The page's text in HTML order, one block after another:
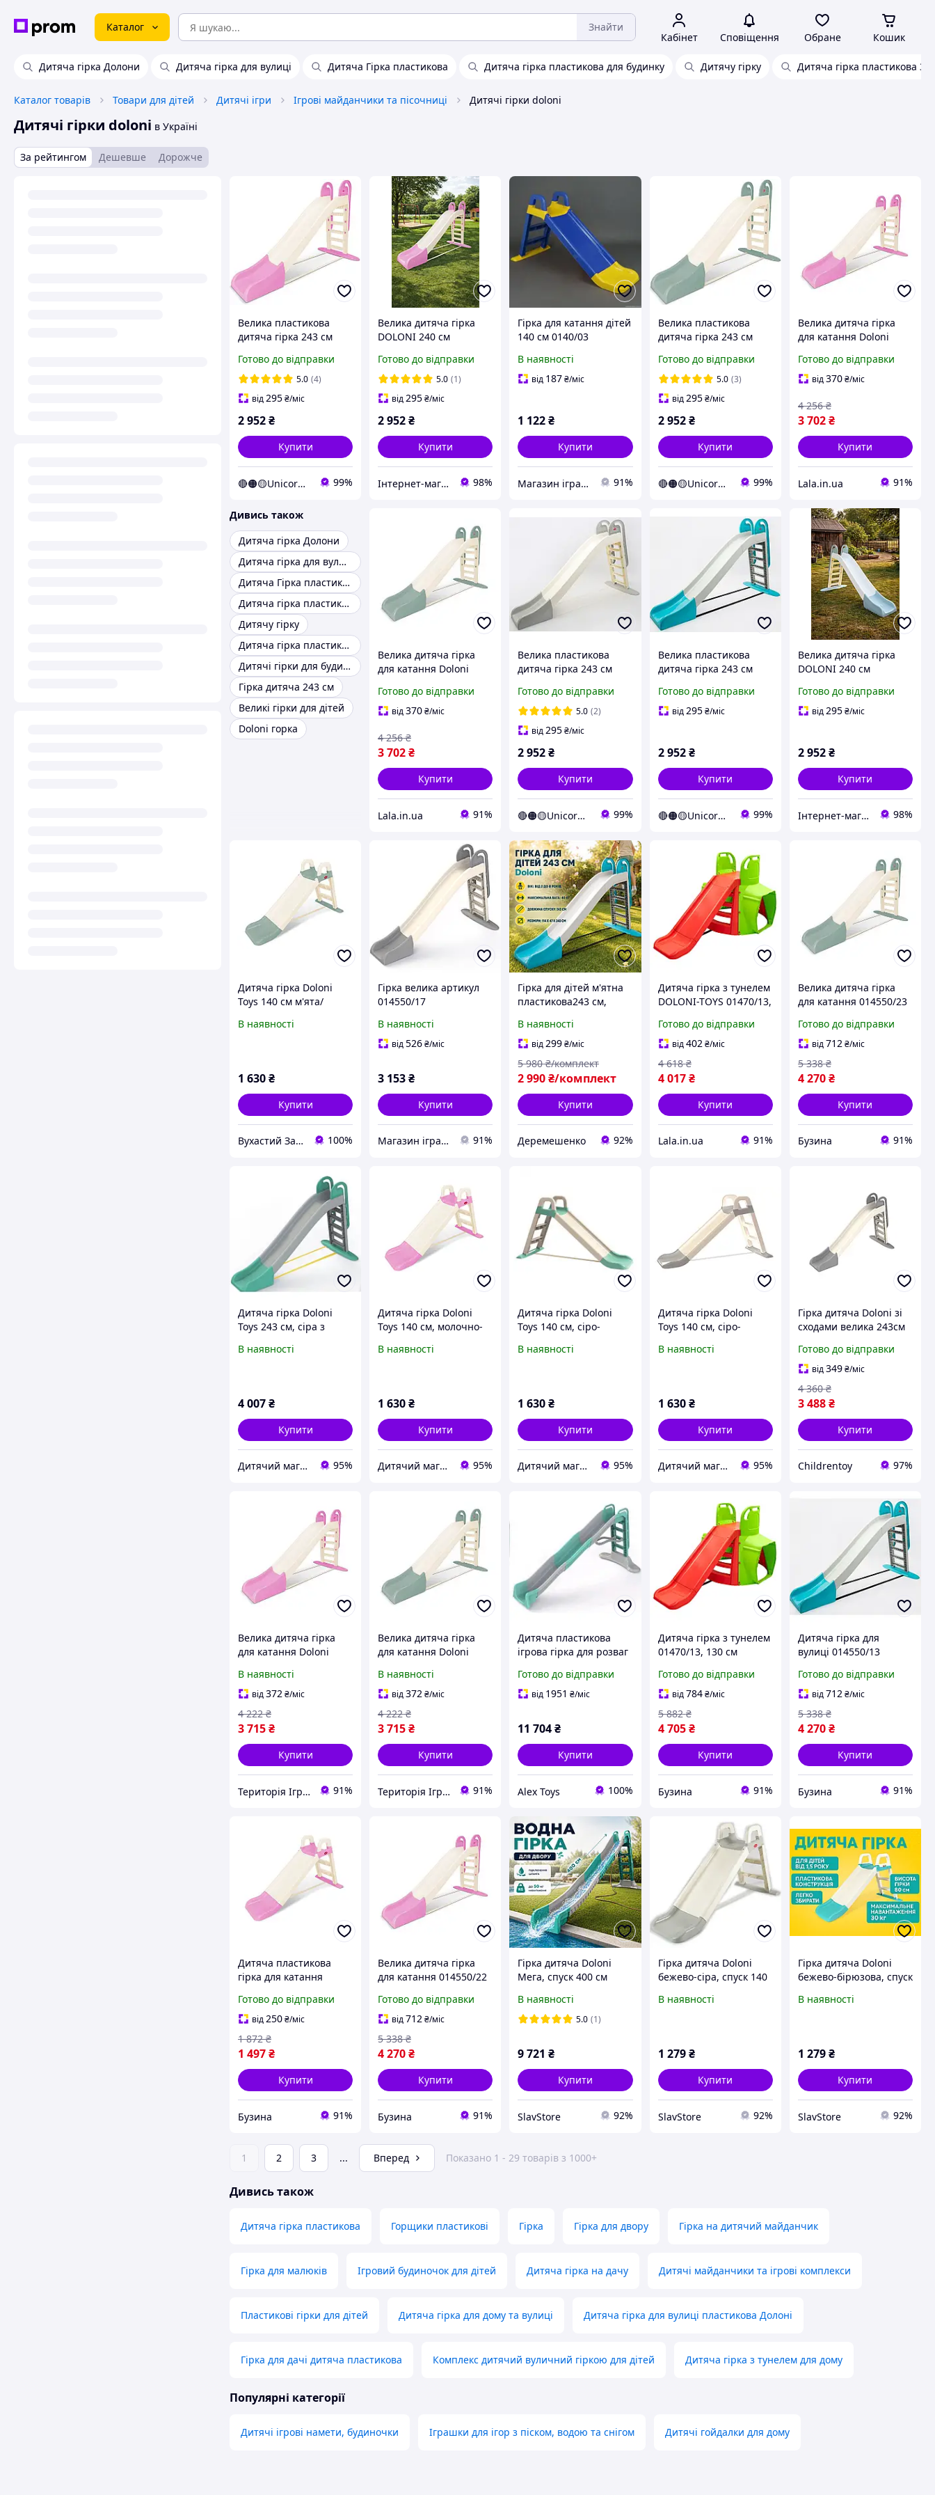
Каталог Знайти
Кабінет Сповіщення Обране Кошик
Дитяча гірка Долони Дитяча гірка для вулиці Дитяча Гірка пластикова Дитяча гірка пластикова для будинку Дитячу гірку Дитяча гірка пластикова 3 м
Каталог товарів Товари для дітей Дитячі ігри Ігрові майданчики та пісочниці Дитячі гірки doloni
Дитячі гірки doloni в Україні
За рейтингом Дешевше Дорожче
Велика пластикова
дитяча гірка 243 см
рожева (Unicorn)
Готово до відправки
5.0 (4)
від295₴/міс
2 952₴
Купити
🔴🟠🟡Unicorn🟢🔵🟣 99%
Велика дитяча гірка
DOLONI 240 см
пластикова для дому та
вулиці
Готово до відправки
5.0 (1)
від295₴/міс
2 952₴
Купити
Інтернет-магазин elfik.in.ua 98%
Гірка для катання дітей
140 см 0140/03
В наявності
від 187₴/міс
1 122₴
Купити
Магазин іграшок КАЗКА 91%
Велика пластикова
дитяча гірка 243 см
бежева мятна (Unicorn)
Готово до відправки
5.0 (3)
від295 ₴/міс
2 952 ₴
Купити
🔴🟠🟡Unicorn🟢🔵🟣 99%
Велика дитяча гірка
для катання Doloni
рожева, 243 см,
Lala.in.ua
Готово до відправки
від370₴/міс
3 702₴
4 256 ₴
Купити
Lala.in.ua 91%
Дивись також
Дитяча гірка Долони
Дитяча гірка для вулиці
Дитяча Гірка пластикова
Дитяча гірка пластикова для будинку
Дитячу гірку
Дитяча гірка пластикова 3 м
Дитячі гірки для будинку
Гірка дитяча 243 см
Великі гірки для дітей
Doloni горка
Велика дитяча гірка
для катання Doloni
м'ятна, 243 см,
Lala.in.ua
Готово до відправки
від370₴/міс
3 702₴
4 256 ₴
Купити
Lala.in.ua 91%
Велика пластикова
дитяча гірка 243 см
сіра (Unicorn)
Готово до відправки
5.0 (2)
від295₴/міс
2 952₴
Купити
🔴🟠🟡Unicorn🟢🔵🟣 99%
Велика пластикова
дитяча гірка 243 см
срібляста бірюзова
(Unicorn)
Готово до відправки
від295 ₴/міс
2 952 ₴
Купити
🔴🟠🟡Unicorn🟢🔵🟣 99%
Велика дитяча гірка
DOLONI 240 см
зеленим пластикова
для дому та вулиці
Готово до відправки
від295₴/міс
2 952₴
Купити
Інтернет-магазин elfik.in.ua 98%
Дитяча гірка Doloni
Toys 140 см м'ята/
В наявності
1 630₴
Купити
Вухастий Зайчик 100%
Гірка велика артикул
014550/17
В наявності
від526₴/міс
3 153₴
Купити
Магазин іграшок КАЗКА 91%
Гірка для дітей м'ятна
пластикова243 см,
дому та вулиці
В наявності
від299₴/міс
2 990₴/комплект
5 980 ₴/комплект
Купити
Деремешенко 92%
Дитяча гірка з тунелем
DOLONI-TOYS 01470/13,
Готово до відправки
від402 ₴/міс
4 017 ₴
4 618 ₴
Купити
Lala.in.ua 91%
Велика дитяча гірка
для катання 014550/23
buzyna
Готово до відправки
від712 ₴/міс
4 270₴
5 338 ₴
Купити
Бузина 91%
Дитяча гірка Doloni
Toys 243 см, сіра з
В наявності
4 007₴
Купити
Дитячий магазин "Плюшевий Зайка" 95%
Дитяча гірка Doloni
Toys 140 см, молочно-
В наявності
1 630₴
Купити
Дитячий магазин "Плюшевий Зайка" 95%
Дитяча гірка Doloni
Toys 140 см, сіро-
В наявності
1 630₴
Купити
Дитячий магазин "Плюшевий Зайка" 95%
Дитяча гірка Doloni
Toys 140 см, сіро-
В наявності
1 630 ₴
Купити
Дитячий магазин "Плюшевий Зайка" 95%
Гірка дитяча Doloni зі
сходами велика 243см
(014550/17)
Готово до відправки
від349₴/міс
3 488₴
4 360 ₴
Купити
Childrentoy 97%
Велика дитяча гірка
для катання Doloni
рожева, 243 см, Land of
Toys
В наявності
від372₴/міс
3 715₴
4 222 ₴
Купити
Територія Іграшок 91%
Велика дитяча гірка
для катання Doloni
м'ятна, 243 см, Land of
Toys
В наявності
від372₴/міс
3 715₴
4 222 ₴
Купити
Територія Іграшок 91%
Дитяча пластикова
ігрова гірка для розваг
м, довжина 4 м ||
AlexToys
Готово до відправки
від 1951 ₴/міс
11 704₴
Купити
Alex Toys 100%
Дитяча гірка з тунелем
01470/13, 130 см
Готово до відправки
від784 ₴/міс
4 705 ₴
5 882 ₴
Купити
Бузина 91%
Дитяча гірка для
вулиці 014550/13
Готово до відправки
від712₴/міс
4 270₴
5 338 ₴
Купити
Бузина 91%
Дитяча пластикова
гірка для катання
рожева, 140 см buzyna
Готово до відправки
від250₴/міс
1 497₴
1 872 ₴
Купити
Бузина 91%
Велика дитяча гірка
для катання 014550/22
см buzyna
Готово до відправки
від712₴/міс
4 270₴
5 338 ₴
Купити
Бузина 91%
Гірка дитяча Doloni
Мега, спуск 400 см
В наявності
5.0 (1)
9 721 ₴
Купити
SlavStore 92%
Гірка дитяча Doloni
бежево-сіра, спуск 140
В наявності
1 279 ₴
Купити
SlavStore 92%
Гірка дитяча Doloni
бежево-бірюзова, спуск
В наявності
1 279₴
Купити
SlavStore 92%
1 2 3 ... Вперед Показано 1 - 29 товарів з 1000+
Дивись також
Дитяча гірка пластикова Горщики пластикові Гірка Гірка для двору Гірка на дитячий майданчик
Гірка для малюків Ігровий будиночок для дітей Дитяча гірка на дачу Дитячі майданчики та ігрові комплекси
Пластикові гірки для дітей Дитяча гірка для дому та вулиці Дитяча гірка для вулиці пластикова Долоні
Гірка для дачі дитяча пластикова Комплекс дитячий вуличний гіркою для дітей Дитяча гірка з тунелем для дому
Популярні категорії
Дитячі ігрові намети, будиночки Іграшки для ігор з піском, водою та снігом Дитячі гойдалки для дому